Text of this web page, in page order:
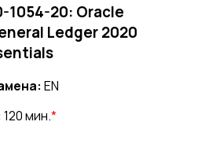
1054-20: Oracle
Ledger 2020
EN
120 мин.*